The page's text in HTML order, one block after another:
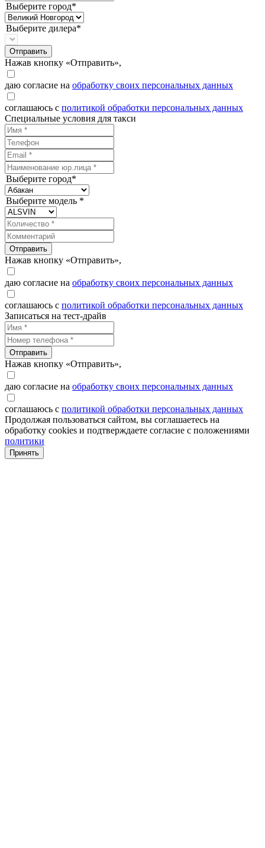
Выберите город*
Выберите дилера*
Отправить
Нажав кнопку «Отправить»,
даю согласие на обработку своих персональных данных
соглашаюсь с политикой обработки персональных данных
Специальные условия для такси
Выберите город*
Выберите модель *
Отправить
Нажав кнопку «Отправить»,
даю согласие на обработку своих персональных данных
соглашаюсь с политикой обработки персональных данных
Записаться на тест-драйв
Отправить
Нажав кнопку «Отправить»,
даю согласие на обработку своих персональных данных
соглашаюсь с политикой обработки персональных данных
Продолжая пользоваться сайтом, вы соглашаетесь на
обработку cookies и подтверждаете согласие с положениями
политики
Принять